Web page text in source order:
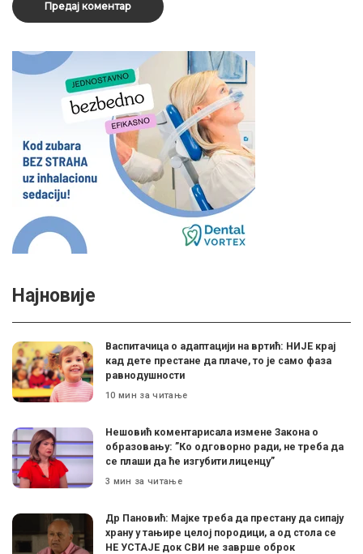
Најновије
Васпитачица о адаптацији на вртић: НИЈЕ крај
кад дете престане да плаче, то је само фаза
равнодушности
10 мин за читање
Нешовић коментарисала измене Закона о
образовању: ”Ко одговорно ради, не треба да
се плаши да ће изгубити лиценцу”
3 мин за читање
Др Пановић: Мајке треба да престану да сипају
храну у тањире целој породици, а од стола се
НЕ УСТАЈЕ док СВИ не заврше оброк